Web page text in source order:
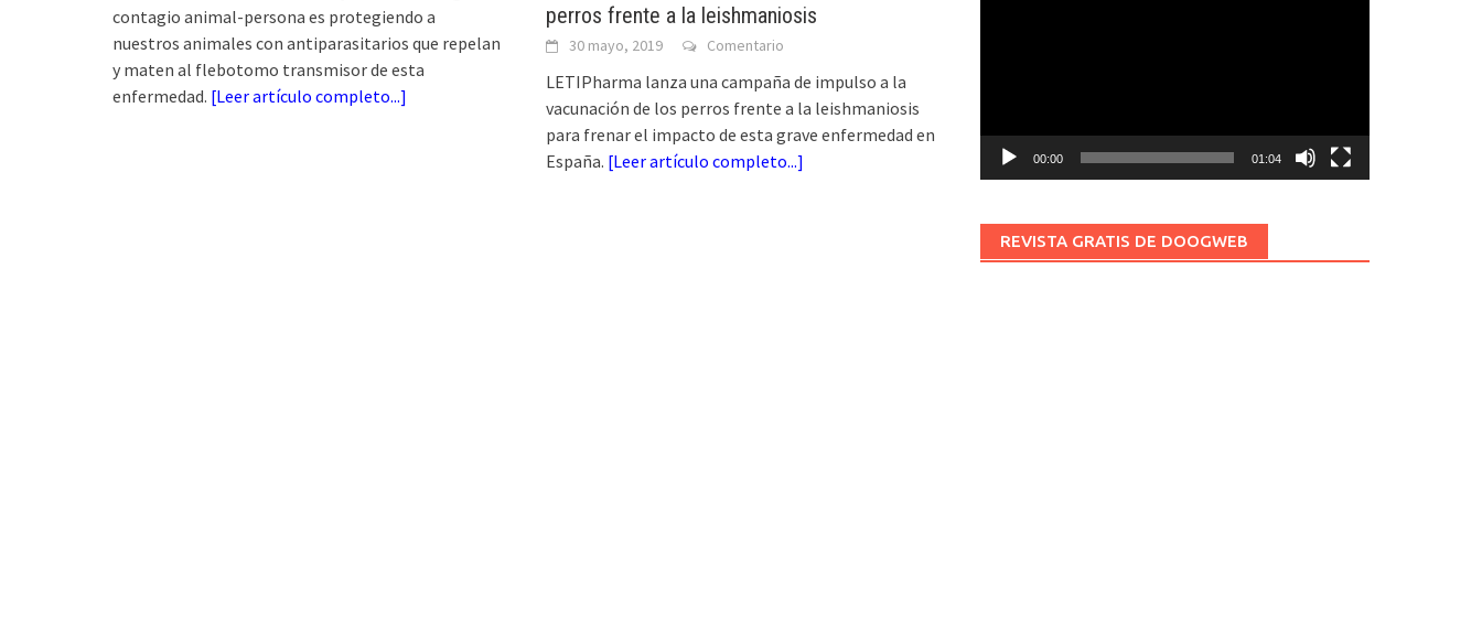
contagio animal-persona es protegiendo a
nuestros animales con antiparasitarios que repelan
y maten al flebotomo transmisor de esta
enfermedad. [Leer artículo completo...]
perros frente a la leishmaniosis
30 mayo, 2019 Comentario
LETIPharma lanza una campaña de impulso a la
vacunación de los perros frente a la leishmaniosis
para frenar el impacto de esta grave enfermedad en
España. [Leer artículo completo...] 00:00 01:04
REVISTA GRATIS DE DOOGWEB